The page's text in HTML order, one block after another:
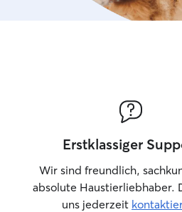
Erstklassiger
Wir sind freundlich,
absolute Haustierliebhaber.
uns jederzeit